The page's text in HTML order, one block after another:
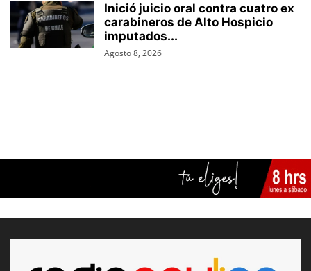
Inició juicio oral contra cuatro ex
carabineros de Alto Hospicio
imputados...
Agosto 8, 2026